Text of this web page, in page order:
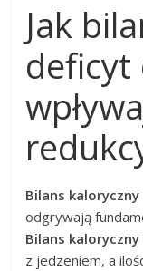
Jak
deficyt
Bilans kaloryczny
odgrywają
Bilans kaloryczny
z jedzeniem, a